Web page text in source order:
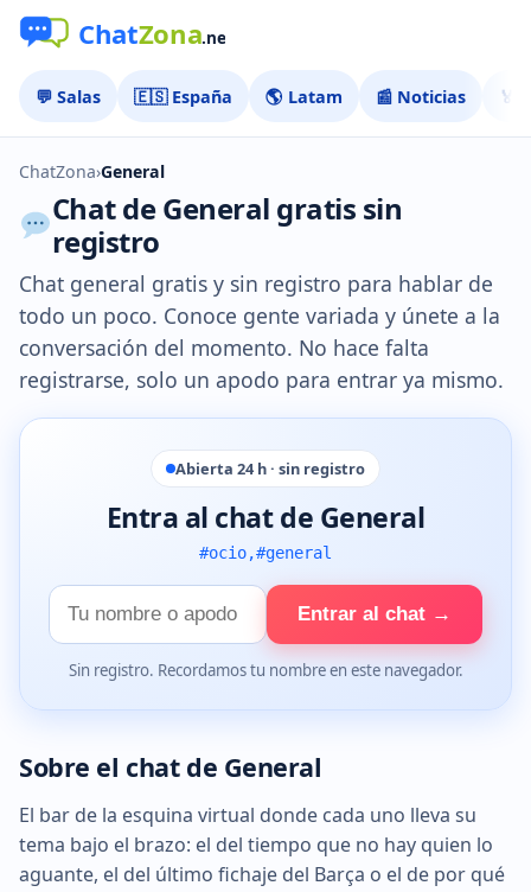
💬 Salas 🇪🇸 España 🌎 Latam 📰 Noticias 🏅
ChatZona›General
Chat de General gratis sin
registro
Chat general gratis y sin registro para hablar de
todo un poco. Conoce gente variada y únete a la
conversación del momento. No hace falta
registrarse, solo un apodo para entrar ya mismo.
Abierta 24 h · sin registro
Entra al chat de General
#ocio,#general
Tu
nombre
Entrar al chat →
Sin registro. Recordamos tu nombre en este navegador.
Sobre el chat de General
El bar de la esquina virtual donde cada uno lleva su
tema bajo el brazo: el del tiempo que no hay quien lo
aguante, el del último fichaje del Barça o el de por qué